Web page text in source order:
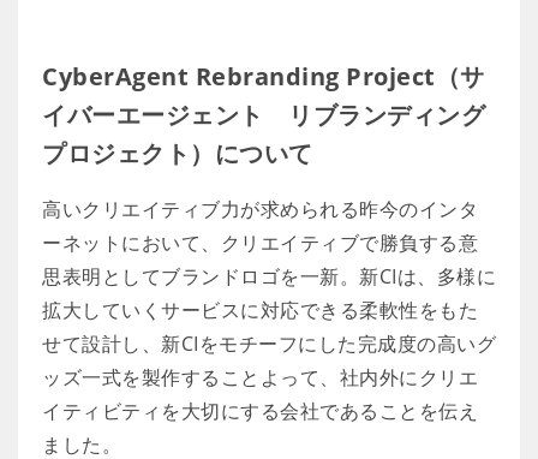
CyberAgent Rebranding Project（サ
イバーエージェント リブランディング
プロジェクト）について
高いクリエイティブ力が求められる昨今のインタ
ーネットにおいて、クリエイティブで勝負する意
思表明としてブランドロゴを一新。新CIは、多様に
拡大していくサービスに対応できる柔軟性をもた
せて設計し、新CIをモチーフにした完成度の高いグ
ッズ一式を製作することよって、社内外にクリエ
イティビティを大切にする会社であることを伝え
ました。